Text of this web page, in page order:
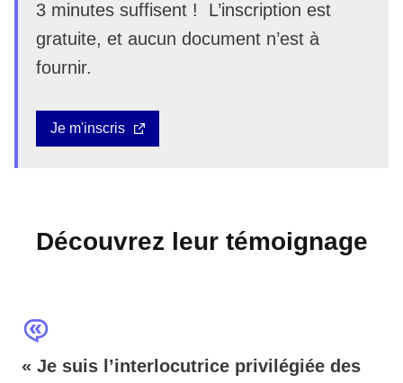
3 minutes suffisent ! L’inscription est
gratuite, et aucun document n’est à
fournir.
Je m'inscris
Découvrez leur témoignage
« Je suis l’interlocutrice privilégiée des